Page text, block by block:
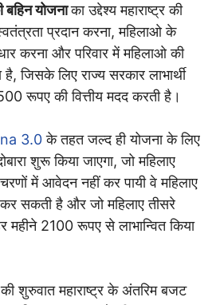
बहिन योजनाका उद्देश्य महाराष्ट्र की
प्रदान करना, महिलाओ के
करना और परिवार में महिलाओ की
जिसके लिए राज्य सरकार लाभार्थी
रूपए की वित्तीय मदद करती है।
3.0के तहत जल्द ही योजना के लिए
शुरू किया जाएगा, जो महिलाए
में आवेदन नहीं कर पायी वे महिलाए
सकती है और जो महिलाए तीसरे
महीने 2100 रूपए से लाभान्वित किया
शुरुवात महाराष्ट्र के अंतरिम बजट